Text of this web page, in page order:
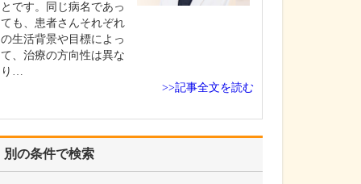
別の条件で検索
とです。同じ病名であっ
ても、患者さんそれぞれ
の生活背景や目標によっ
て、治療の方向性は異な
り…
>>記事全文を読む